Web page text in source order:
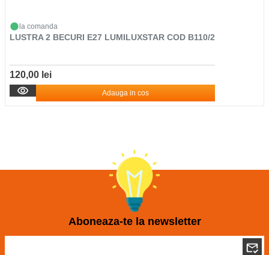
la comanda
LUSTRA 2 BECURI E27 LUMILUXSTAR COD B110/2
120,00 lei
Adauga in cos
Aboneaza-te la newsletter